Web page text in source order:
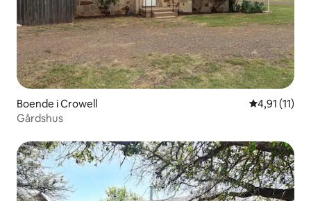
Boende i Crowell 4,91 av 5 i
4,91 (11)
Gårdshus